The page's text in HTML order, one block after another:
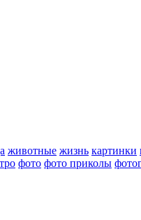
животные жизнь картинки
фото фото приколы